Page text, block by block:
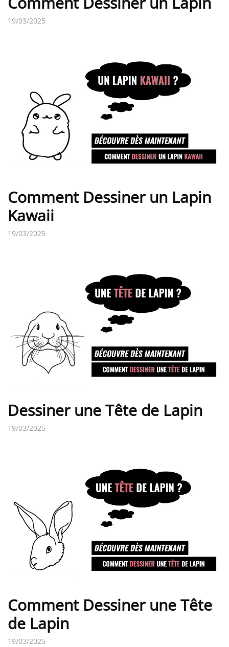
19/03/2025
Comment Dessiner un Lapin
Kawaii
19/03/2025
Dessiner une Tête de Lapin
19/03/2025
Comment Dessiner une Tête
de Lapin
19/03/2025